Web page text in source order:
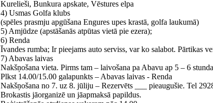
Kurelieši, Bunkura apskate, Vēstures elpa
4) Usmas Golfa klubs
(spēles prasmju apgūšana Engures upes krastā, golfa laukumā)
5) Amjūdze (apstāšanās atpūtas vietā pie ezera);
6) Renda
Īvandes rumba; Ir pieejams auto serviss, var ko salabot. Pārtikas
7) Abavas laivas
Nakšņošana vieta. Pirms tam – laivošana pa Abavu ap 5 – 6
Plkst 14.00/15.00 galapunkts – Abavas laivas - Renda
Nakšņošana no 7. uz 8. jūliju – Rezervēts ___ pieaugušie. Tel
Brokastis jāorganizē un jāapmaksā papildus.